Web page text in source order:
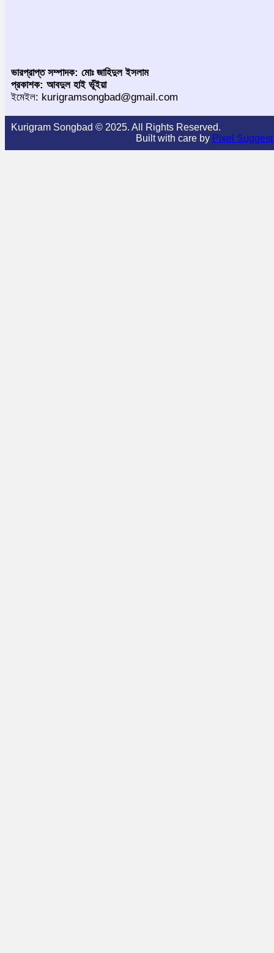
ভারপ্রাপ্ত সম্পাদক: মোঃ জাহিদুল ইসলাম
প্রকাশক: আবদুল হাই ভূঁইয়া
ইমেইল: kurigramsongbad@gmail.com
Kurigram Songbad © 2025. All Rights Reserved.
Built with care by Pixel Suggest